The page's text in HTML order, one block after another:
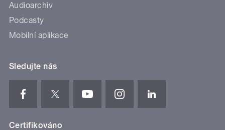
Audioarchiv
Podcasty
Mobilní aplikace
Sledujte nás
Certifikováno